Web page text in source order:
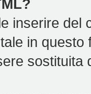
inserire del
in
sostituita